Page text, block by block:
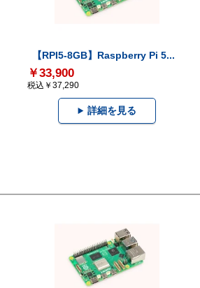
【RPI5-8GB】Raspberry Pi 5...
￥33,900
税込￥37,290
詳細を見る